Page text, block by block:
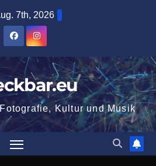
7th, 2026
Kultur und Musik